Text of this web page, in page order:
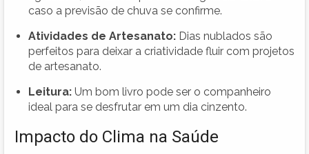
caso a previsão de chuva se confirme.
Atividades de Artesanato: Dias nublados são
perfeitos para deixar a criatividade fluir com projetos
de artesanato.
Leitura: Um bom livro pode ser o companheiro
ideal para se desfrutar em um dia cinzento.
Impacto do Clima na Saúde